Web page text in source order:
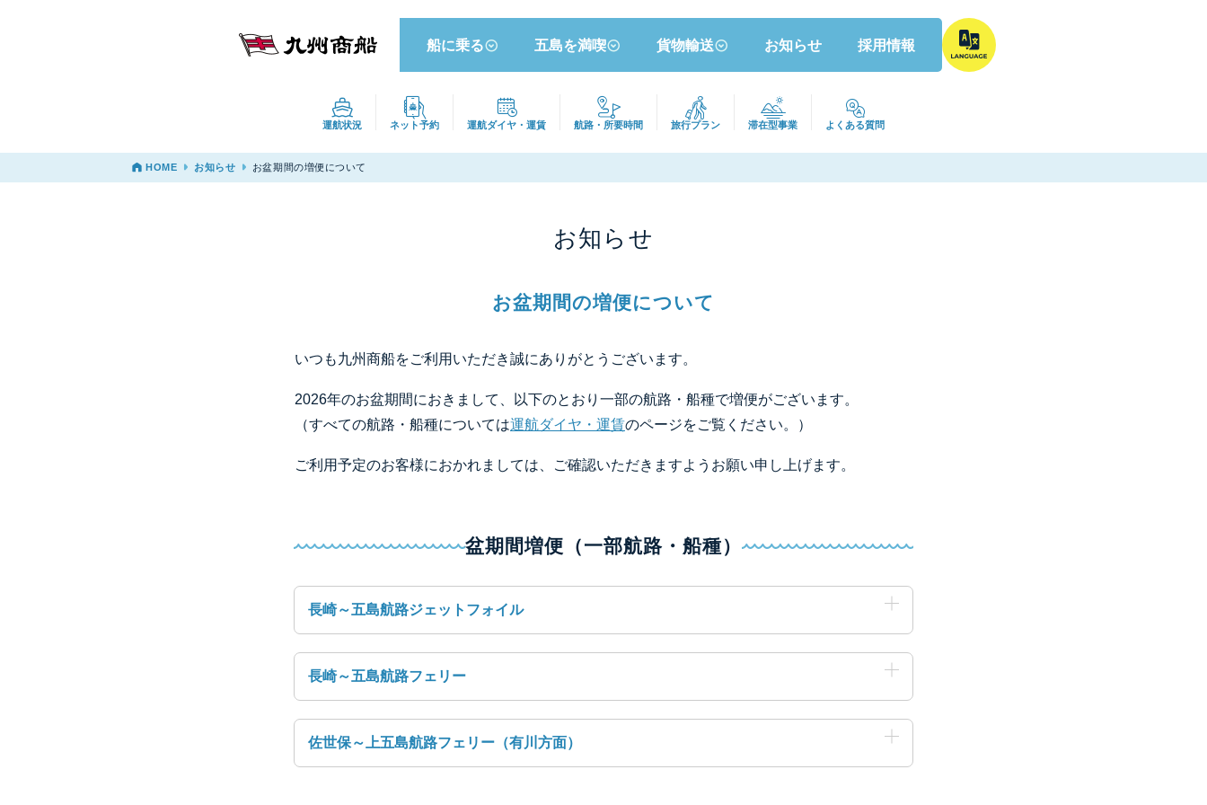
船に乗る 五島を満喫 貨物輸送 お知らせ 採用情報
運航状況 ネット予約 運航ダイヤ ・運賃 航路・ 所要時間 旅行プラン 滞在型事業 よくある質問
HOME お知らせ お盆期間の増便について
お知らせ
お盆期間の増便について
いつも九州商船をご利用いただき誠にありがとうございます。
2026年のお盆期間におきまして、以下のとおり一部の航路・船種で増便がございます。
（すべての航路・船種については運航ダイヤ・運賃のページをご覧ください。）
ご利用予定のお客様におかれましては、ご確認いただきますようお願い申し上げます。
盆期間増便（一部航路・船種）
長崎～五島航路ジェットフォイル
長崎～五島航路フェリー
佐世保～上五島航路フェリー（有川方面）